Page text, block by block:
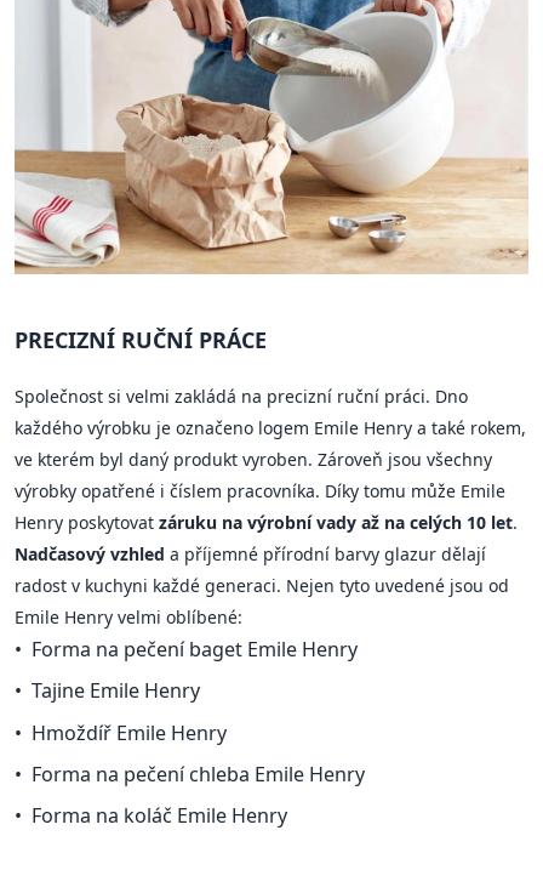
PRECIZNÍ RUČNÍ PRÁCE
Společnost si velmi zakládá na precizní ruční práci. Dno
každého výrobku je označeno logem Emile Henry a také rokem,
ve kterém byl daný produkt vyroben. Zároveň jsou všechny
výrobky opatřené i číslem pracovníka. Díky tomu může Emile
Henry poskytovat záruku na výrobní vady až na celých 10 let.
Nadčasový vzhled a příjemné přírodní barvy glazur dělají
radost v kuchyni každé generaci. Nejen tyto uvedené jsou od
Emile Henry velmi oblíbené:
Forma na pečení baget Emile Henry
Tajine Emile Henry
Hmoždíř Emile Henry
Forma na pečení chleba Emile Henry
Forma na koláč Emile Henry